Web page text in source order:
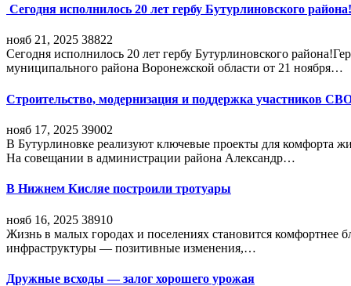
Сегодня исполнилось 20 лет гербу Бутурлиновского района!
нояб 21, 2025 38822
Сегодня исполнилось 20 лет гербу Бутурлиновского
муниципального района Воронежской области от 21 ноября…
Строительство, модернизация и поддержка участников
нояб 17, 2025 39002
В Бутурлиновке реализуют ключевые проекты для комфорта
На совещании в администрации района Александр…
В Нижнем Кисляе построили тротуары
нояб 16, 2025 38910
Жизнь в малых городах и поселениях становится комфортнее
инфраструктуры — позитивные изменения,…
Дружные всходы — залог хорошего урожая